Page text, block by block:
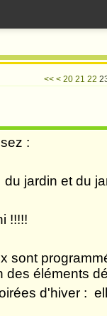
<< < 10
20 21 22
:
et du
sont
des éléments
d'hiver :